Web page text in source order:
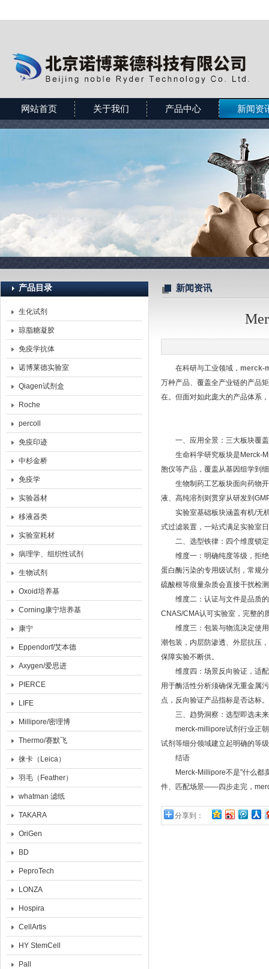
北京诺博莱德科技有限公司
网站首页 关于我们 产品中心 新闻资
产品目录
生化试剂
琼脂糖凝胶
免疫学抗体
诺博莱德实验室
Qiagen试剂盒
Roche
percoll
免疫印迹
中杉金桥
免疫学
实验器材
移液器类
实验室耗材
病理学、组织性试剂
生物试剂
Oxoid培养基
Corning康宁培养基
康宁
Eppendorf/艾本德
Axygen/爱思进
PIERCE
LIFE
Millipore/密理博
Thermo/赛默飞
徕卡（Leica）
羽毛（Feather）
whatman 滤纸
TAKARA
OriGen
BD
PeproTech
LONZA
Hospira
CellArtis
HY StemCell
Pall
新闻资讯
在科研与工业领域， merck-
万种产品、覆盖全产业链的产品
在。但面对如此庞大的产品体系
一、应用全景：三大板块覆盖
生命科学研究板块是Merck-
胞仪等产品，覆盖从基因组学到
生物制药工艺板块面向药物开
液、高纯溶剂则贯穿从研发到
实验室基础板块涵盖有机/无机
式过滤装置，一站式满足实验室
二、选型铁律：四个维度锁
维度一：明确纯度等级，拒绝"
蛋白酶污染的专用级试剂，常规
硫酸根等痕量杂质会直接干扰检
维度二：认证与文件是品质的"
CNAS/CMA认可实验室，完整的
维度三：包装与物流决定使用
潮包装，内层防渗透、外层抗压
保障实验不断供。
维度四：场景反向验证，适配
用于酶活性分析须确保无重金属
点，反向验证产品指标是否达标。
三、趋势洞察：选型即选未来
merck-millipore试剂行业正朝
试剂等细分领域建立起明确的等
结语
Merck-Millipore不是"什么都卖"
件、匹配场景——四步走完，
分享到：